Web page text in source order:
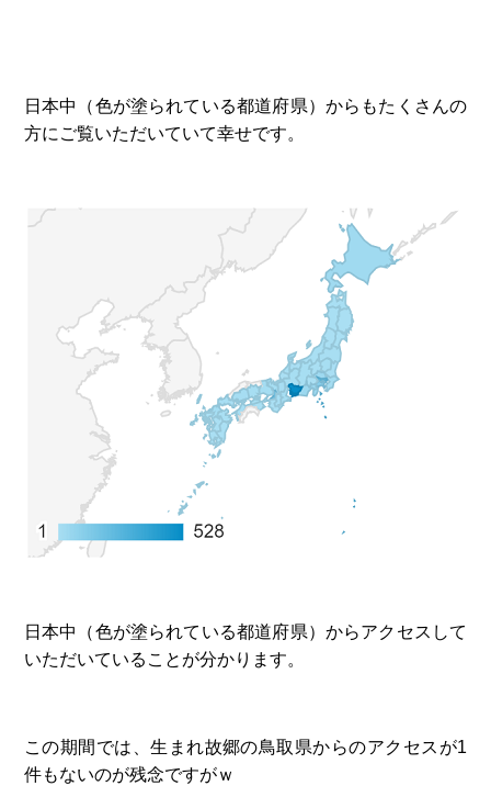
日本中（色が塗られている都道府県）からもたくさんの
方にご覧いただいていて幸せです。
日本中（色が塗られている都道府県）からアクセスして
いただいていることが分かります。
この期間では、生まれ故郷の鳥取県からのアクセスが1
件もないのが残念ですがｗ